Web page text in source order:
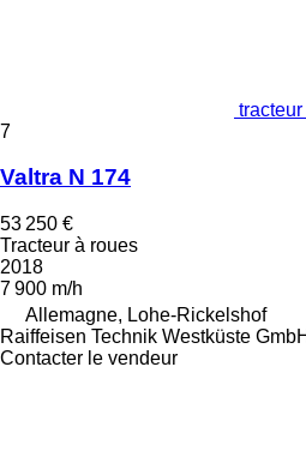
7
Valtra N 174
53 250 €
Tracteur à roues
2018
7 900 m/h
Allemagne, Lohe-Rickelshof
Raiffeisen Technik Westküste GmbH
Contacter le vendeur